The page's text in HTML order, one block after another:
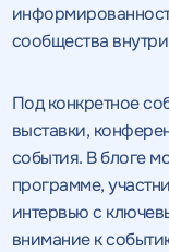
сообщества
Под конкретное
выставки,
события. В блоге
программе,
интервью с
внимание к